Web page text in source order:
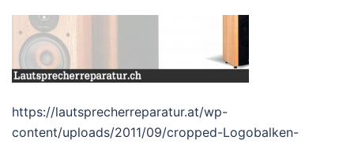
https://lautsprecherreparatur.at/wp-
content/uploads/2011/09/cropped-Logobalken-